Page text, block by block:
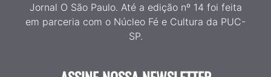
Jornal O São Paulo. Até a edição nº 14 foi feita
em parceria com o Núcleo Fé e Cultura da PUC-
SP.